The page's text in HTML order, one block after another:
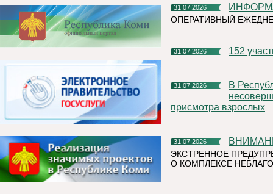
31.07.2026
ОПЕРАТИВНЫЙ
31.07.2026 152
31.07.2026
В Республике Коми участились случаи нахождения и купания
присмотра взрослых
31.07.2026
ЭКСТРЕННОЕ
О КОМПЛЕКСЕ